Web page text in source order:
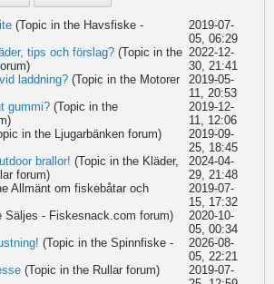
(Topic in the Havsfiske -
2019-07-
05, 06:29
tips och förslag? (Topic in the 2022-12-
30, 21:41
laddning? (Topic in the Motorer
2019-05-
11, 20:53
gummi? (Topic in the
2019-12-
11, 12:06
in the Ljugarbänkenforum)
2019-09-
25, 18:45
brallor! (Topic in the Kläder,
forum)
2024-04-
29, 21:48
Allmänt om fiskebåtar och
2019-07-
15, 17:32
Säljes - Fiskesnack.com forum)
2020-10-
05, 00:34
(Topic in the Spinnfiske -
2026-08-
05, 22:21
(Topic in the Rullarforum)
2019-07-